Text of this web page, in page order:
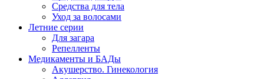
Средства для тела
Уход за волосами
Летние серии
Для загара
Репелленты
Медикаменты и БАДы
Акушерство. Гинекология